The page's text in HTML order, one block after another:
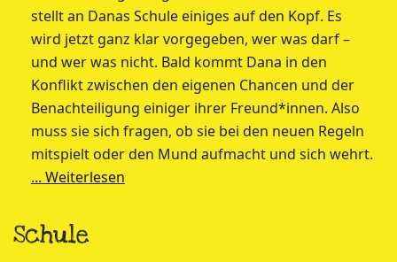
stellt an Danas Schule einiges auf den Kopf. Es
wird jetzt ganz klar vorgegeben, wer was darf –
und wer was nicht. Bald kommt Dana in den
Konflikt zwischen den eigenen Chancen und der
Benachteiligung einiger ihrer Freund*innen. Also
muss sie sich fragen, ob sie bei den neuen Regeln
mitspielt oder den Mund aufmacht und sich wehrt.
... Weiterlesen
Schule